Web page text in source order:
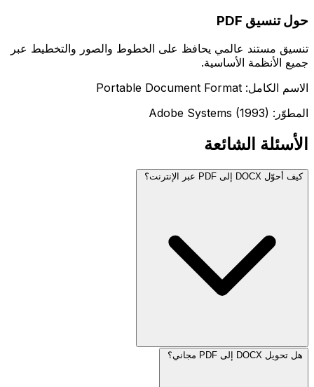
حول تنسيق PDF
تنسيق مستند عالمي يحافظ على الخطوط والصور والتخطيط عبر
جميع الأنظمة الأساسية.
الاسم الكامل: Portable Document Format
المطوّر: Adobe Systems (1993)
الأسئلة الشائعة
كيف أحوّل DOCX إلى PDF عبر الإنترنت؟
هل تحويل DOCX إلى PDF مجاني؟